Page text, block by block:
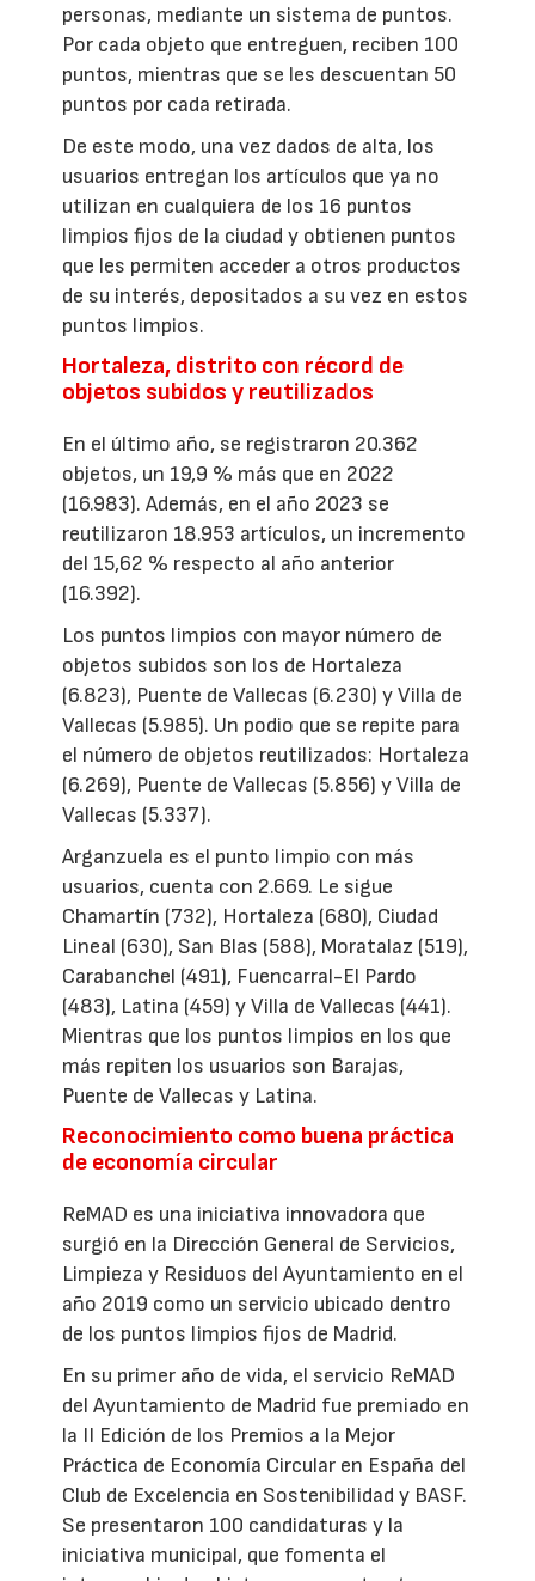
personas, mediante un sistema de puntos.
Por cada objeto que entreguen, reciben 100
puntos, mientras que se les descuentan 50
puntos por cada retirada.
De este modo, una vez dados de alta, los
usuarios entregan los artículos que ya no
utilizan en cualquiera de los 16 puntos
limpios fijos de la ciudad y obtienen puntos
que les permiten acceder a otros productos
de su interés, depositados a su vez en estos
puntos limpios.
Hortaleza, distrito con récord de
objetos subidos y reutilizados
En el último año, se registraron 20.362
objetos, un 19,9 % más que en 2022
(16.983). Además, en el año 2023 se
reutilizaron 18.953 artículos, un incremento
del 15,62 % respecto al año anterior
(16.392).
Los puntos limpios con mayor número de
objetos subidos son los de Hortaleza
(6.823), Puente de Vallecas (6.230) y Villa de
Vallecas (5.985). Un podio que se repite para
el número de objetos reutilizados: Hortaleza
(6.269), Puente de Vallecas (5.856) y Villa de
Vallecas (5.337).
Arganzuela es el punto limpio con más
usuarios, cuenta con 2.669. Le sigue
Chamartín (732), Hortaleza (680), Ciudad
Lineal (630), San Blas (588), Moratalaz (519),
Carabanchel (491), Fuencarral-El Pardo
(483), Latina (459) y Villa de Vallecas (441).
Mientras que los puntos limpios en los que
más repiten los usuarios son Barajas,
Puente de Vallecas y Latina.
Reconocimiento como buena práctica
de economía circular
ReMAD es una iniciativa innovadora que
surgió en la Dirección General de Servicios,
Limpieza y Residuos del Ayuntamiento en el
año 2019 como un servicio ubicado dentro
de los puntos limpios fijos de Madrid.
En su primer año de vida, el servicio ReMAD
del Ayuntamiento de Madrid fue premiado en
la II Edición de los Premios a la Mejor
Práctica de Economía Circular en España del
Club de Excelencia en Sostenibilidad y BASF.
Se presentaron 100 candidaturas y la
iniciativa municipal, que fomenta el